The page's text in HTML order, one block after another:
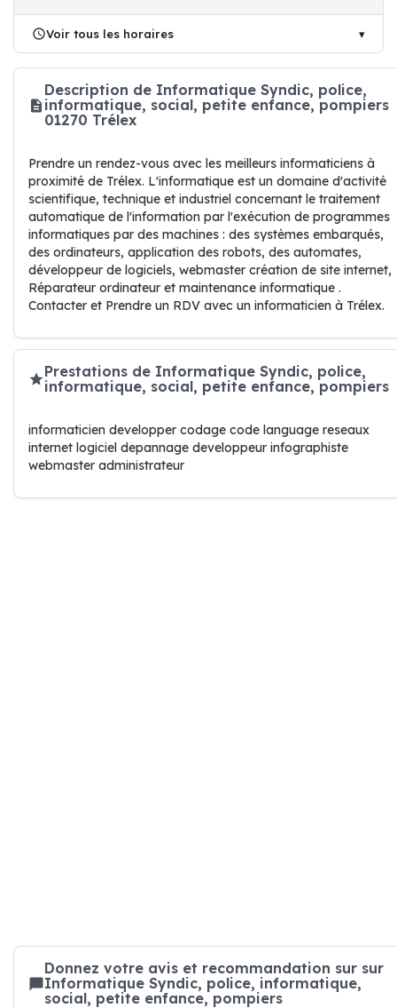
Voir tous les horaires
Description de Informatique Syndic, police,
informatique, social, petite enfance, pompiers
01270 Trélex
Prendre un rendez-vous avec les meilleurs informaticiens à
proximité de Trélex. L'informatique est un domaine d'activité
scientifique, technique et industriel concernant le traitement
automatique de l'information par l'exécution de programmes
informatiques par des machines : des systèmes embarqués,
des ordinateurs, application des robots, des automates,
développeur de logiciels, webmaster création de site internet,
Réparateur ordinateur et maintenance informatique .
Contacter et Prendre un RDV avec un informaticien à Trélex.
Prestations de Informatique Syndic, police,
informatique, social, petite enfance, pompiers
informaticien developper codage code language reseaux
internet logiciel depannage developpeur infographiste
webmaster administrateur
Donnez votre avis et recommandation sur sur
Informatique Syndic, police, informatique,
social, petite enfance, pompiers